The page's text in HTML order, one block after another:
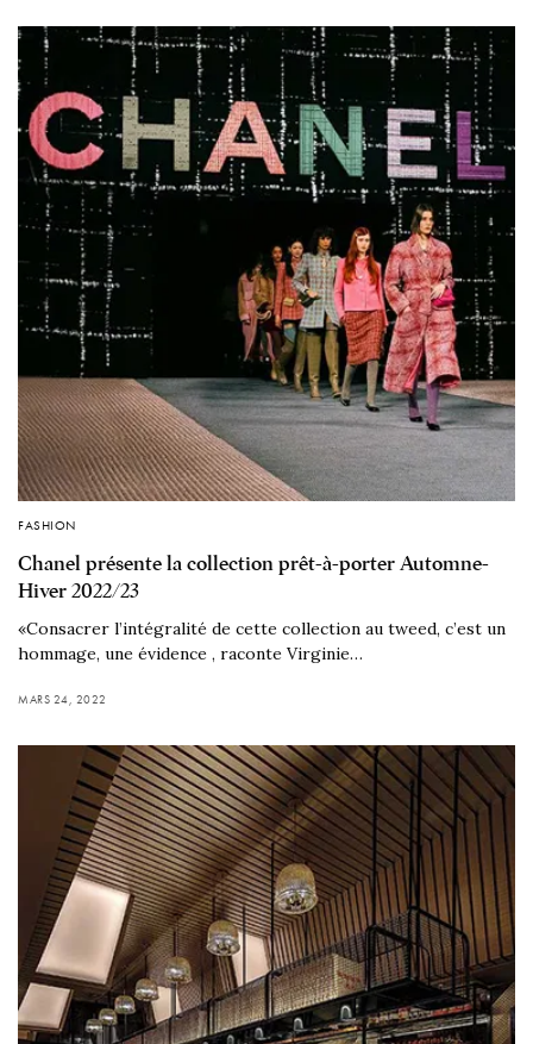
FASHION
Chanel présente la collection prêt-à-porter Automne-
Hiver 2022/23
«Consacrer l’intégralité de cette collection au tweed, c’est un
hommage, une évidence , raconte Virginie…
MARS 24, 2022